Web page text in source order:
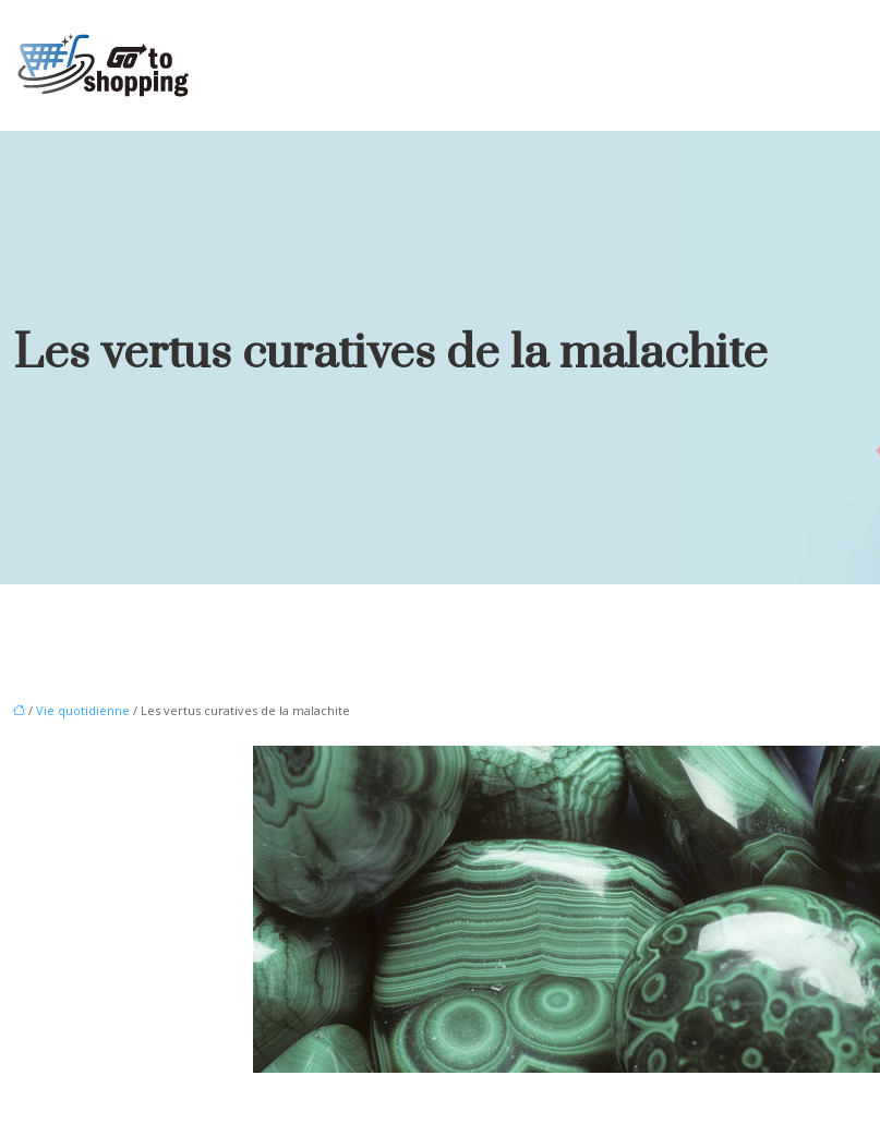
Les vertus curatives de la malachite
/ Vie quotidienne / Les vertus curatives de la malachite